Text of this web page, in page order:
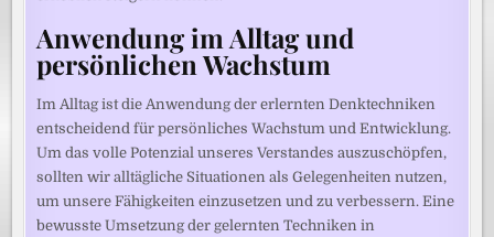
Anwendung im Alltag und
persönlichen Wachstum
Im Alltag ist die Anwendung der erlernten Denktechniken
entscheidend für persönliches Wachstum und Entwicklung.
Um das volle Potenzial unseres Verstandes auszuschöpfen,
sollten wir alltägliche Situationen als Gelegenheiten nutzen,
um unsere Fähigkeiten einzusetzen und zu verbessern. Eine
bewusste Umsetzung der gelernten Techniken in